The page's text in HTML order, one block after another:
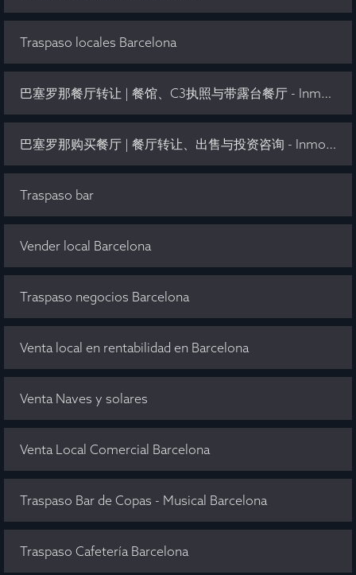
Traspaso locales Barcelona
巴塞罗那餐厅转让 | 餐馆、C3执照与带露台餐厅 - Inmo Olaya
巴塞罗那购买餐厅 | 餐厅转让、出售与投资咨询 - Inmo Olaya
Traspaso bar
Vender local Barcelona
Traspaso negocios Barcelona
Venta local en rentabilidad en Barcelona
Venta Naves y solares
Venta Local Comercial Barcelona
Traspaso Bar de Copas - Musical Barcelona
Traspaso Cafetería Barcelona